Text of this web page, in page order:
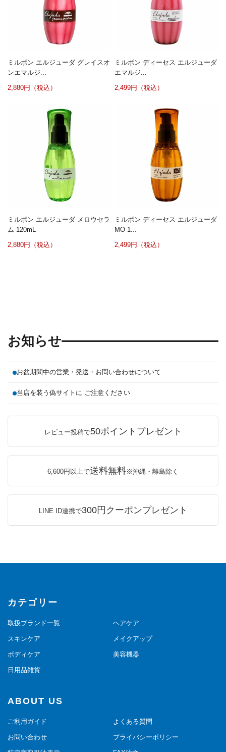
ミルボン エルジューダ グレイスオ
ンエマルジ...
2,880円（税込）
ミルボン ディーセス エルジューダ
エマルジ...
2,499円（税込）
ミルボン エルジューダ メロウセラ
ム 120mL
2,880円（税込）
ミルボン ディーセス エルジューダ
MO 1...
2,499円（税込）
お知らせ
お盆期間中の営業・発送・お問い合わせについて
当店を装う偽サイトに ご注意ください
レビュー投稿で50ポイントプレゼント
6,600円以上で送料無料※沖縄・離島除く
LINE ID連携で300円クーポンプレゼント
カテゴリー
取扱ブランド一覧 ヘアケア
スキンケア メイクアップ
ボディケア 美容機器
日用品雑貨
ABOUT US
ご利用ガイド よくある質問
お問い合わせ プライバシーポリシー